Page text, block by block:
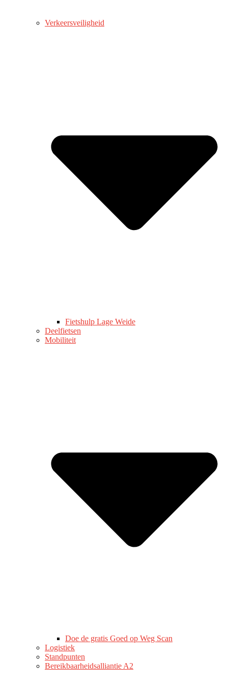
Verkeersveiligheid
Fietshulp Lage Weide
Deelfietsen
Mobiliteit
Doe de gratis Goed op Weg Scan
Logistiek
Standpunten
Bereikbaarheidsalliantie A2